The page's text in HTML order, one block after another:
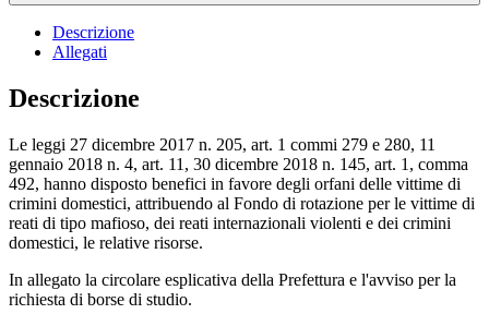
Descrizione
Allegati
Descrizione
Le leggi 27 dicembre 2017 n. 205, art. 1 commi 279 e 280, 11
gennaio 2018 n. 4, art. 11, 30 dicembre 2018 n. 145, art. 1, comma
492, hanno disposto benefici in favore degli orfani delle vittime di
crimini domestici, attribuendo al Fondo di rotazione per le vittime di
reati di tipo mafioso, dei reati internazionali violenti e dei crimini
domestici, le relative risorse.
In allegato la circolare esplicativa della Prefettura e l'avviso per la
richiesta di borse di studio.